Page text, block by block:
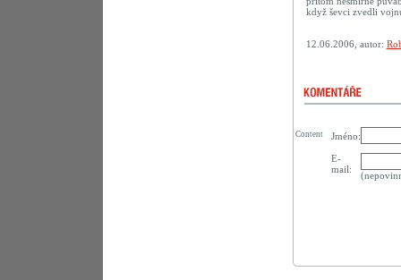
když ševci zvedli
12.06.2006, autor:
Jméno:
E-
mail:
Content